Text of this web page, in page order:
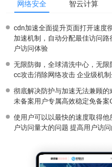
网络安全 智云计算
cdn加速全面提升页面打开速度
加速机制，自动分配最佳访问
户访问体验
无限防御，全球清洗中心，无限
cc攻击消除网络攻击 企业级机
彻底解决防护与加速无法兼顾
未备案用户专属高效稳定免备案
使用户可以以最快的速度取得
户访问量大的问题 提高用户访